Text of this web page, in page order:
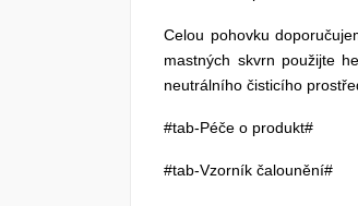
Celou pohovku
mastných skvrn použijte
neutrálního čisticího
#tab-Péče o produkt#
#tab-Vzorník čalounění#